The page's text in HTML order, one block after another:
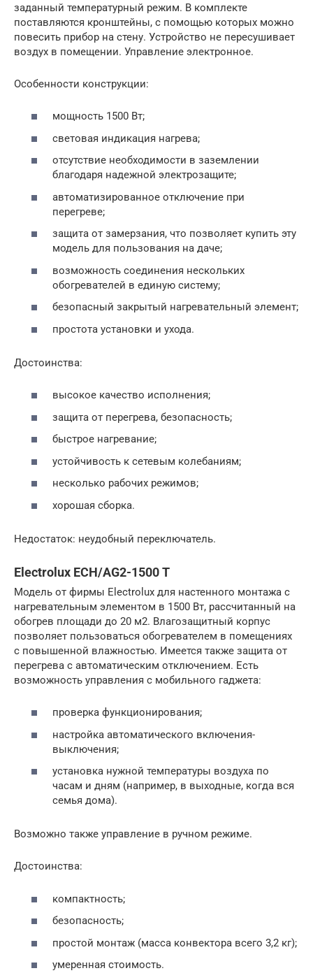
заданный температурный режим. В комплекте
поставляются кронштейны, с помощью которых можно
повесить прибор на стену. Устройство не пересушивает
воздух в помещении. Управление электронное.
Особенности конструкции:
мощность 1500 Вт;
световая индикация нагрева;
отсутствие необходимости в заземлении
благодаря надежной электрозащите;
автоматизированное отключение при
перегреве;
защита от замерзания, что позволяет купить эту
модель для пользования на даче;
возможность соединения нескольких
обогревателей в единую систему;
безопасный закрытый нагревательный элемент;
простота установки и ухода.
Достоинства:
высокое качество исполнения;
защита от перегрева, безопасность;
быстрое нагревание;
устойчивость к сетевым колебаниям;
несколько рабочих режимов;
хорошая сборка.
Недостаток: неудобный переключатель.
Electrolux ECH/AG2-1500 T
Модель от фирмы Electrolux для настенного монтажа с
нагревательным элементом в 1500 Вт, рассчитанный на
обогрев площади до 20 м2. Влагозащитный корпус
позволяет пользоваться обогревателем в помещениях
с повышенной влажностью. Имеется также защита от
перегрева с автоматическим отключением. Есть
возможность управления с мобильного гаджета:
проверка функционирования;
настройка автоматического включения-
выключения;
установка нужной температуры воздуха по
часам и дням (например, в выходные, когда вся
семья дома).
Возможно также управление в ручном режиме.
Достоинства:
компактность;
безопасность;
простой монтаж (масса конвектора всего 3,2 кг);
умеренная стоимость.